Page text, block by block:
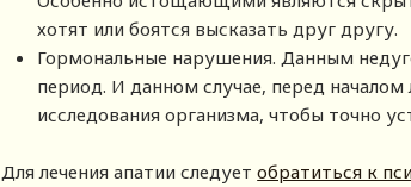
хотят или боятся высказать друг другу.
Гормональные нарушения. Данным
период. И данном случае, перед
исследования организма, чтобы точно
Для лечения апатии следуетобратиться к